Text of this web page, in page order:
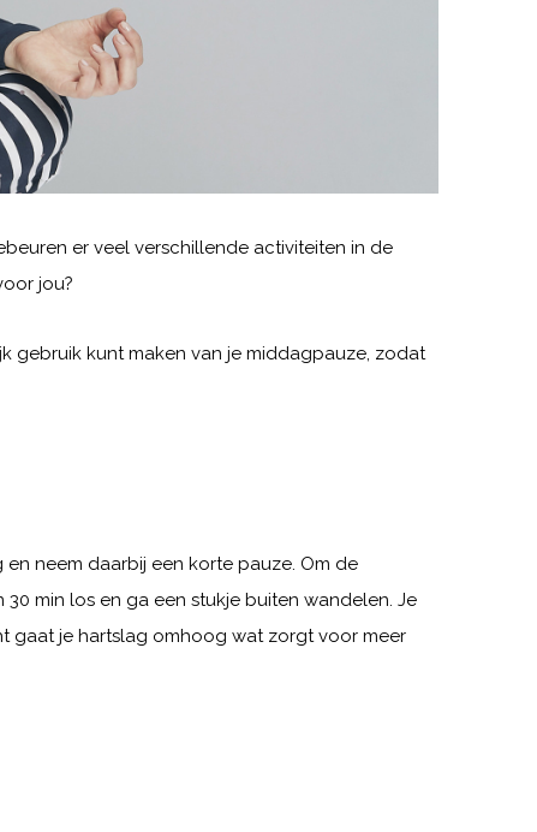
er veel verschillende activiteiten in de
jou?
gebruik kunt maken van je middagpauze, zodat
neem daarbij een korte pauze. Om de
min los en ga een stukje buiten wandelen. Je
gaat je hartslag omhoog wat zorgt voor meer